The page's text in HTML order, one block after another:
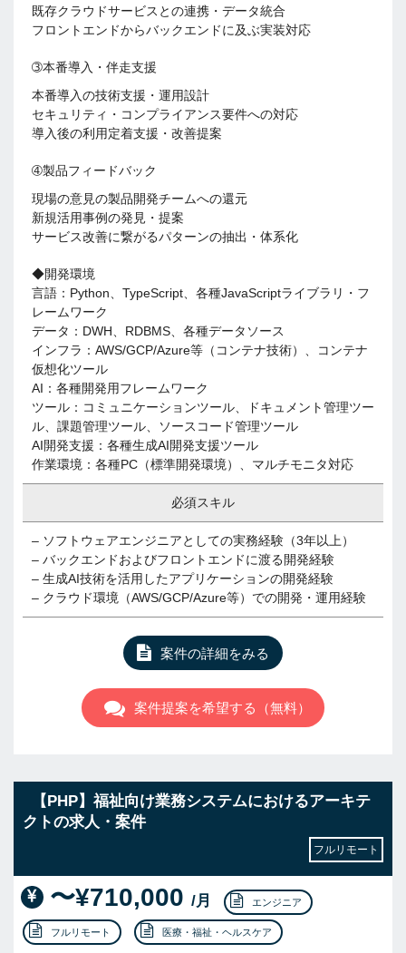
既存クラウドサービスとの連携・データ統合
フロントエンドからバックエンドに及ぶ実装対応
➂本番導入・伴走支援
本番導入の技術支援・運用設計
セキュリティ・コンプライアンス要件への対応
導入後の利用定着支援・改善提案
➃製品フィードバック
現場の意見の製品開発チームへの還元
新規活用事例の発見・提案
サービス改善に繋がるパターンの抽出・体系化
◆開発環境
言語：Python、TypeScript、各種JavaScriptライブラリ・フ
レームワーク
データ：DWH、RDBMS、各種データソース
インフラ：AWS/GCP/Azure等（コンテナ技術）、コンテナ
仮想化ツール
AI：各種開発用フレームワーク
ツール：コミュニケーションツール、ドキュメント管理ツー
ル、課題管理ツール、ソースコード管理ツール
AI開発支援：各種生成AI開発支援ツール
作業環境：各種PC（標準開発環境）、マルチモニタ対応
必須スキル
– ソフトウェアエンジニアとしての実務経験（3年以上）
– バックエンドおよびフロントエンドに渡る開発経験
– 生成AI技術を活用したアプリケーションの開発経験
– クラウド環境（AWS/GCP/Azure等）での開発・運用経験
案件の詳細をみる
案件提案を希望する（無料）
【PHP】福祉向け業務システムにおけるアーキテ
クトの求人・案件
フルリモート
〜¥710,000 /月 エンジニア
フルリモート 医療・福祉・ヘルスケア